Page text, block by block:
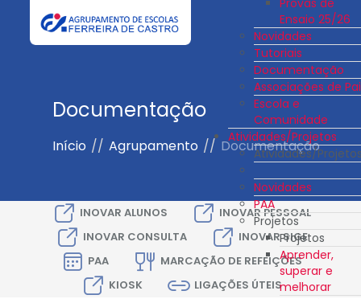
Ensaio 25/26
Novidades
Tutoriais
Documentação
Associações de
Escola e
Comunidade
Atividades/Projetos
Atividades/
Novidades
PAA
Projetos
Projetos
Aprender,
superar e
melhorar
Documentação
Início // Agrupamento // Documentação
INOVAR ALUNOS
INOVAR PESSOAL
INOVAR CONSULTA
INOVAR SIGE
PAA
MARCAÇÃO DE REFEIÇÕES
KIOSK
LIGAÇÕES ÚTEIS